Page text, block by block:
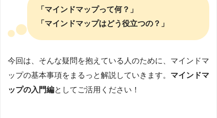
「マインドマップって何？」
「マインドマップはどう役立つの？」
今回は、そんな疑問を抱えている人のために、マインドマ
ップの基本事項をまるっと解説していきます。 マインドマ
ップの入門編としてご活用ください！